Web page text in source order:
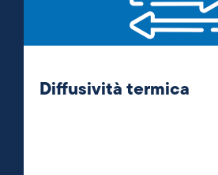
Diffusività termica